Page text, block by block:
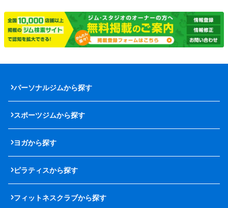
パーソナルジムから探す
スポーツジムから探す
ヨガから探す
ピラティスから探す
フィットネスクラブから探す